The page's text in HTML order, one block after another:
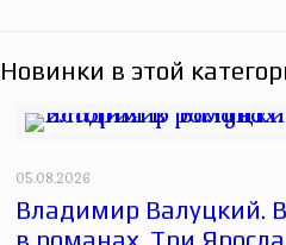
Новинки в этой
05.08.2026
Владимир Валуцкий.